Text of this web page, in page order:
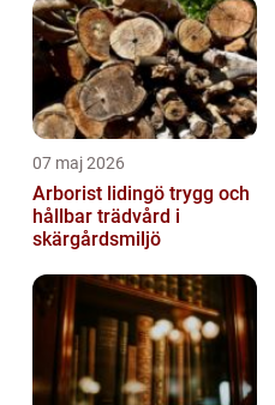
07 maj 2026
Arborist lidingö trygg och
hållbar trädvård i
skärgårdsmiljö